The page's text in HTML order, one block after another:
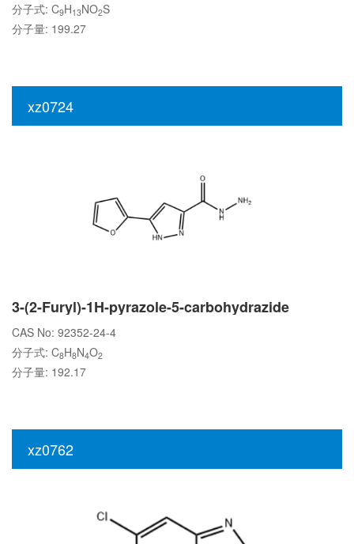
分子式: C9H13NO2S
分子量: 199.27
xz0724
3-(2-Furyl)-1H-pyrazole-5-carbohydrazide
CAS No: 92352-24-4
分子式: C8H8N4O2
分子量: 192.17
xz0762